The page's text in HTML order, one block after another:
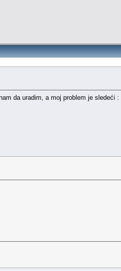
da uradim, a moj problem je sledeći :